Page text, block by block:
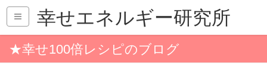
幸せエネルギー研究所
★幸せ100倍レシピのブログ